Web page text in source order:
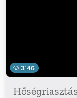
3146
Hőségriasztás